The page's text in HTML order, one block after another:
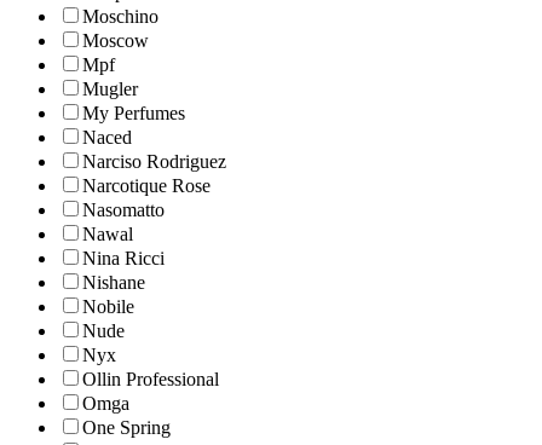
Moschino
Moscow
Mpf
Mugler
My Perfumes
Naced
Narciso Rodriguez
Narcotique Rose
Nasomatto
Nawal
Nina Ricci
Nishane
Nobile
Nude
Nyx
Ollin Professional
Omga
One Spring